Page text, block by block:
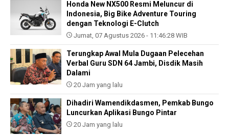
Honda New NX500 Resmi Meluncur di
Indonesia, Big Bike Adventure Touring
dengan Teknologi E-Clutch
Jumat, 07 Agustus 2026 - 11:46:28 WIB
Terungkap Awal Mula Dugaan Pelecehan
Verbal Guru SDN 64 Jambi, Disdik Masih
Dalami
20 Jam yang lalu
Dihadiri Wamendikdasmen, Pemkab Bungo
Luncurkan Aplikasi Bungo Pintar
20 Jam yang lalu